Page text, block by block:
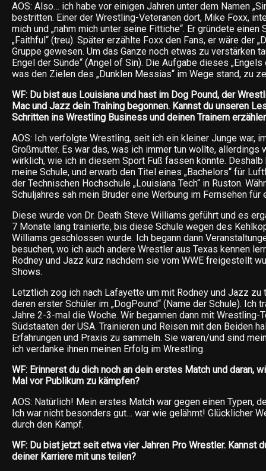
AOS: Also… ich habe vor einigen Jahren unter dem Namen
bestritten. Einer der Wrestling-Veteranen dort, Mike Foxx,
mich und „nahm mich unter seine Fittiche“. Er gründete einen
„Faithful“ (treu). Später erzählte Foxx den Fans, er wäre der
Gruppe gewesen. Um das Ganze noch etwas zu verstärken
Engel der Sünde“ (Angel of Sin). Die Aufgabe dieses „Engels
was den Zielen des „Dunklen Messias“ im Wege stand, zu
WF: Du bist aus Louisiana und hast im Dog Pound, der
Mac und Jazz dein Training begonnen. Kannst du unseren
Schritten ins Wrestling Business und deinen Trainern
AOS: Ich verfolgte Wrestling, seit ich ein kleiner Junge war,
Großmutter. Es war das, was ich immer tun wollte, allerdings
wirklich, wie ich in diesem Sport Fuß fassen könnte.
meine Schule, und erwarb den Titel eines „Bachelors“ für
der Technischen Hochschule „Louisiana Tech“ in Ruston.
Schuljahres sah mein Bruder eine Werbung im Fernsehen für
Diese wurde von Dr. Death Steve Williams geführt und es
7 Monate lang trainierte, bis diese Schule wegen des
Williams geschlossen wurde. Ich begann dann
besuchen, wo ich auch andere Wrestler aus Texas kennen
Rodney und Jazz kurz nachdem sie vom WWE freigestellt
Shows.
Letztlich zog ich nach Lafayette um mit Rodney und Jazz zu
deren erster Schüler im „DogPound“ (Name der Schule). Ich
Jahre 2-3-mal die Woche. Wir begannen dann mit Wrestling-
Südstaaten der USA. Trainieren und Reisen mit den Beiden
Erfahrungen und Praxis zu sammeln. Sie waren/und sind
ich verdanke ihnen meinen Erfolg im Wrestling.
WF: Erinnerst du dich noch an dein erstes Match und daran,
Mal vor Publikum zu kämpfen?
AOS: Natürlich! Mein erstes Match war gegen einen Typen,
Ich war nicht besonders gut… war wie gelähmt! Glücklicher
durch den Kampf.
WF: Du bist jetzt seit etwa vier Jahren Pro Wrestler. Kannst
deiner Karriere mit uns teilen?